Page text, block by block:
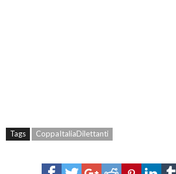
Tags CoppaItaliaDilettanti